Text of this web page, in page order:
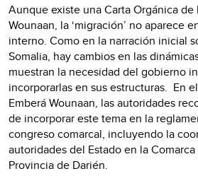
Aunque existe una Carta Orgánica de
Wounaan, la ‘migración’ no aparece
interno. Como en la narración inicial
Somalia, hay cambios en las
muestran la necesidad del gobierno
incorporarlas en sus estructuras. En
Emberá Wounaan, las autoridades
de incorporar este tema en la
congreso comarcal, incluyendo la
autoridades del Estado en la
Provincia de Darién.